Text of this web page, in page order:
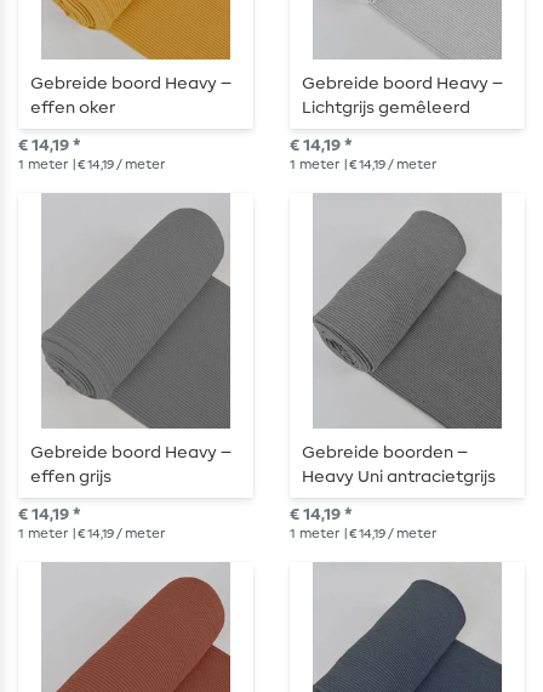
Gebreide boord Heavy –
effen oker
€ 14,19 *
1 meter | € 14,19 / meter
Gebreide boord Heavy –
Lichtgrijs gemêleerd
€ 14,19 *
1 meter | € 14,19 / meter
Gebreide boord Heavy –
effen grijs
€ 14,19 *
1 meter | € 14,19 / meter
Gebreide boorden –
Heavy Uni antracietgrijs
€ 14,19 *
1 meter | € 14,19 / meter